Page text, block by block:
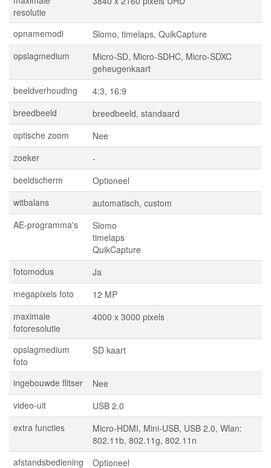
resolutie
opnamemodi
Slomo, timelaps, QuikCapture
opslagmedium
Micro-SD, Micro-SDHC, Micro-SDXC
geheugenkaart
beeldverhouding
4:3, 16:9
breedbeeld
breedbeeld, standaard
optische zoom
Nee
zoeker
-
beeldscherm
Optioneel
witbalans
automatisch, custom
AE-programma's
Slomo
timelaps
QuikCapture
fotomodus
Ja
megapixels foto
12 MP
maximale
fotoresolutie
4000 x 3000 pixels
opslagmedium
foto
SD kaart
ingebouwde flitser
Nee
video-uit
USB 2.0
extra functies
Micro-HDMI, Mini-USB, USB 2.0, Wlan:
802.11b, 802.11g, 802.11n
afstandsbediening
Optioneel